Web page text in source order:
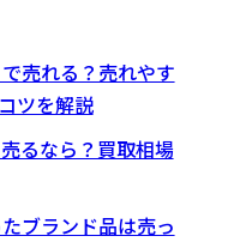
売れる？売れやす
ツを解説
るなら？買取相場
ブランド品は売っ